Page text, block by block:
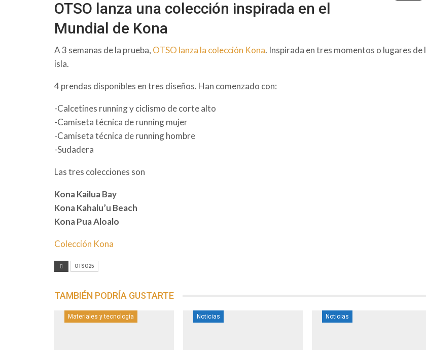
OTSO lanza una colección inspirada en el
Mundial de Kona
A 3 semanas de la prueba, OTSO lanza la colección Kona. Inspirada en tres momentos o lugares de
isla.
4 prendas disponibles en tres diseños. Han comenzado con:
-Calcetines running y ciclismo de corte alto
-Camiseta técnica de running mujer
-Camiseta técnica de running hombre
-Sudadera
Las tres colecciones son
Kona Kailua Bay
Kona Kahalu’u Beach
Kona Pua Aloalo
Colección Kona
OTSO25
TAMBIÉN PODRÍA GUSTARTE
Materiales y tecnología Noticias Noticias